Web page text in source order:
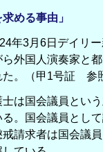
求める事由」
年3月6日デイリ
ら外国人演奏家と
。
（甲1号証 参
は国会議員とい
る。国会議員とし
戒請求者は国会議